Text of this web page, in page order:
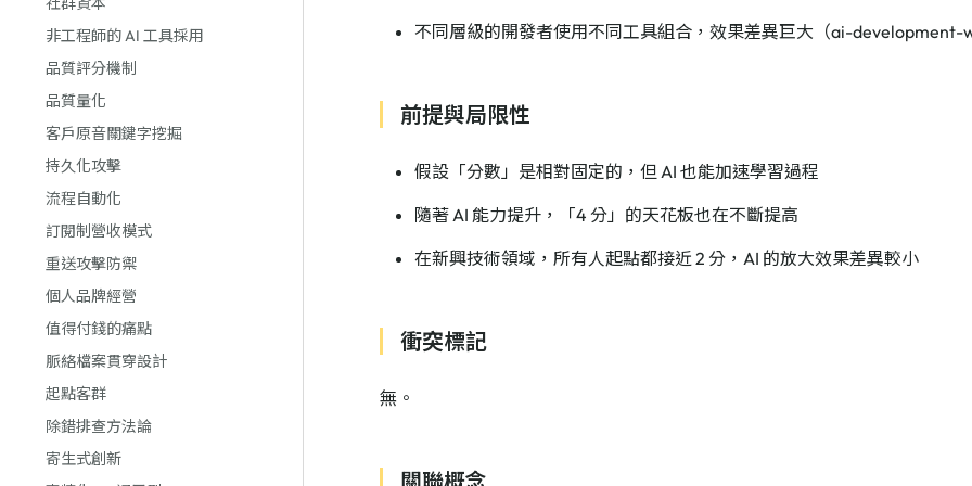
非工程師的 AI 工具採用
品質評分機制
品質量化
客戶原音關鍵字挖掘
持久化攻擊
流程自動化
訂閱制營收模式
重送攻擊防禦
個人品牌經營
值得付錢的痛點
脈絡檔案貫穿設計
起點客群
除錯排查方法論
寄生式創新
不同層級的開發者使用不同工具組合，效果差異巨大（ai-development-
前提與局限性
假設「分數」是相對固定的，但 AI 也能加速學習過程
隨著 AI 能力提升，「4 分」的天花板也在不斷提高
在新興技術領域，所有人起點都接近 2 分，AI 的放大效果差異較小
衝突標記
無。